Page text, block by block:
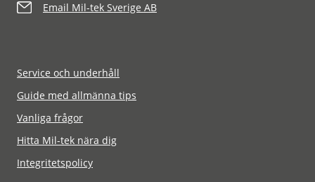
Email Mil-tek Sverige AB
Service och underhåll
Guide med allmänna tips
Vanliga frågor
Hitta Mil-tek nära dig
Integritetspolicy